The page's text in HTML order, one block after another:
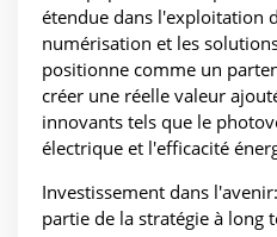
étendue dans l'exploitation
numérisation et les
positionne comme un
créer une réelle valeur
innovants tels que le
électrique et l'efficacité
Investissement dans
partie de la stratégie à long